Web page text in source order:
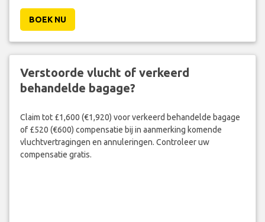
BOEK NU
Verstoorde vlucht of verkeerd
behandelde bagage?
Claim tot £1,600 (€1,920) voor verkeerd behandelde bagage
of £520 (€600) compensatie bij in aanmerking komende
vluchtvertragingen en annuleringen. Controleer uw
compensatie gratis.